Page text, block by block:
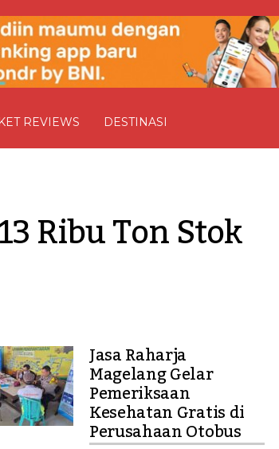
REVIEWS DESTINASI
Ribu Ton Stok
Jasa Raharja
Magelang Gelar
Pemeriksaan
Kesehatan Gratis di
Perusahaan Otobus